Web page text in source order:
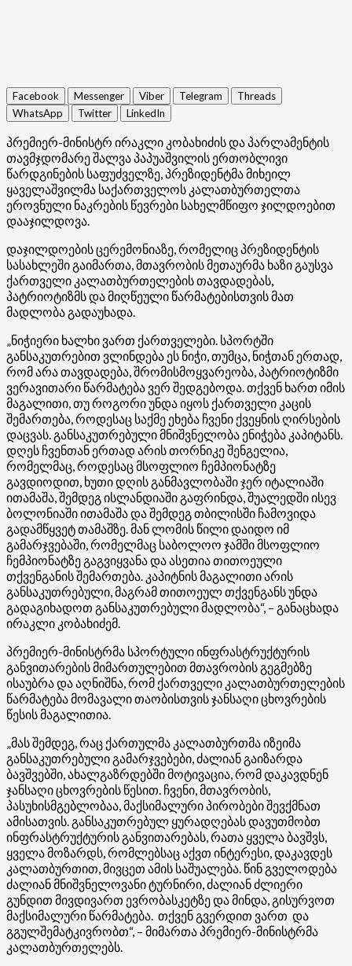
Facebook Messenger Viber Telegram
Threads
WhatsApp
Twitter LinkedIn
პრემიერ-მინისტრ ირაკლი კობახიძის და პარლამენტის
თავმჯდომარე შალვა პაპუაშვილის ერთობლივი
წარდგინების საფუძველზე, პრეზიდენტმა მიხეილ
ყაველაშვილმა საქართველოს კალათბურთელთა
ეროვნული ნაკრების წევრები სახელმწიფო ჯილდოებით
დააჯილდოვა.
დაჯილდოების ცერემონიაზე, რომელიც პრეზიდენტის
სასახლეში გაიმართა, მთავრობის მეთაურმა ხაზი გაუსვა
ქართველი კალათბურთელების თავდადებას,
პატრიოტიზმს და მიღწეული წარმატებისთვის მათ
მადლობა გადაუხადა.
„ნიჭიერი ხალხი ვართ ქართველები. სპორტში
განსაკუთრებით ვლინდება ეს ნიჭი, თუმცა, ნიჭთან ერთად,
რომ არა თავდადება, შრომისმოყვარეობა, პატრიოტიზმი
ვერავითარი წარმატება ვერ შედგებოდა. თქვენ ხართ იმის
მაგალითი, თუ როგორი უნდა იყოს ქართველი კაცის
შემართება, როდესაც საქმე ეხება ჩვენი ქვეყნის ღირსების
დაცვას. განსაკუთრებული მნიშვნელობა ენიჭება კაპიტანს.
დღეს ჩვენთან ერთად არის თორნიკე შენგელია,
რომელმაც, როდესაც მსოფლიო ჩემპიონატზე
გავდიოდით, ხუთი დღის განმავლობაში ჯერ იტალიაში
ითამაშა, შემდეგ ისლანდიაში გაფრინდა, შუალედში ისევ
ბოლონიაში ითამაშა და შემდეგ თბილისში ჩამოვიდა
გადამწყვეტ თამაშზე. მან ლომის წილი დაიდო იმ
გამარჯვებაში, რომელმაც საბოლოო ჯამში მსოფლიო
ჩემპიონატზე გაგვიყვანა და ასეთია თითოეული
თქვენგანის შემართება. კაპიტნის მაგალითი არის
განსაკუთრებული, მაგრამ თითოეულ თქვენგანს უნდა
გადაგიხადოთ განსაკუთრებული მადლობა“, – განაცხადა
ირაკლი კობახიძემ.
პრემიერ-მინისტრმა სპორტული ინფრასტრუქტურის
განვითარების მიმართულებით მთავრობის გეგმებზე
ისაუბრა და აღნიშნა, რომ ქართველი კალათბურთელების
წარმატება მომავალი თაობისთვის ჯანსაღი ცხოვრების
წესის მაგალითია.
„მას შემდეგ, რაც ქართულმა კალათბურთმა იზეიმა
განსაკუთრებული გამარჯვებები, ძალიან გაიზარდა
ბავშვებში, ახალგაზრდებში მოტივაცია, რომ დაკავდნენ
ჯანსაღი ცხოვრების წესით. ჩვენი, მთავრობის,
პასუხისმგებლობაა, მაქსიმალური პირობები შევქმნათ
ამისათვის. განსაკუთრებულ ყურადღებას დავუთმობთ
ინფრასტრუქტურის განვითარებას, რათა ყველა ბავშვს,
ყველა მოზარდს, რომლებსაც აქვთ ინტერესი, დაკავდეს
კალათბურთით, მივცეთ ამის საშუალება. წინ გველოდება
ძალიან მნიშვნელოვანი ტურნირი, ძალიან ძლიერი
გუნდით მივდივართ ევრობასკეტზე და მინდა, გისურვოთ
მაქსიმალური წარმატება. თქვენ გვერდით ვართ და
გგულშემატკივრობთ“, – მიმართა პრემიერ-მინისტრმა
კალათბურთელებს.